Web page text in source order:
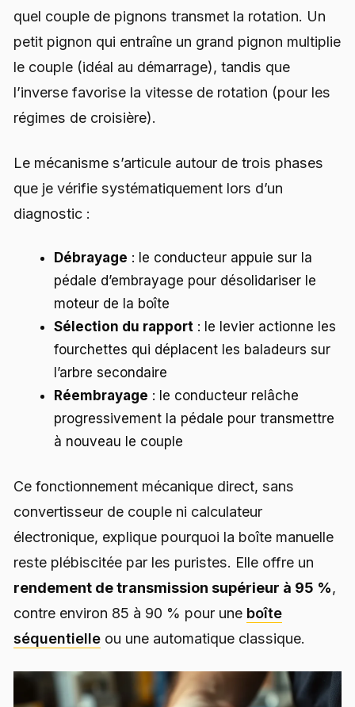
quel couple de pignons transmet la rotation. Un
petit pignon qui entraîne un grand pignon multiplie
le couple (idéal au démarrage), tandis que
l’inverse favorise la vitesse de rotation (pour les
régimes de croisière).
Le mécanisme s’articule autour de trois phases
que je vérifie systématiquement lors d’un
diagnostic :
Débrayage : le conducteur appuie sur la
pédale d’embrayage pour désolidariser le
moteur de la boîte
Sélection du rapport : le levier actionne les
fourchettes qui déplacent les baladeurs sur
l’arbre secondaire
Réembrayage : le conducteur relâche
progressivement la pédale pour transmettre
à nouveau le couple
Ce fonctionnement mécanique direct, sans
convertisseur de couple ni calculateur
électronique, explique pourquoi la boîte manuelle
reste plébiscitée par les puristes. Elle offre un
rendement de transmission supérieur à 95 %,
contre environ 85 à 90 % pour une boîte
séquentielle ou une automatique classique.